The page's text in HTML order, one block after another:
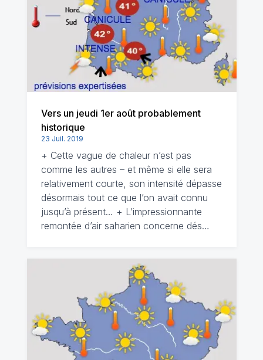
Vers un jeudi 1er août probablement
historique
23 Juil. 2019
+ Cette vague de chaleur n’est pas
comme les autres – et même si elle sera
relativement courte, son intensité dépasse
désormais tout ce que l’on avait connu
jusqu’à présent… + L’impressionnante
remontée d’air saharien concerne dés…